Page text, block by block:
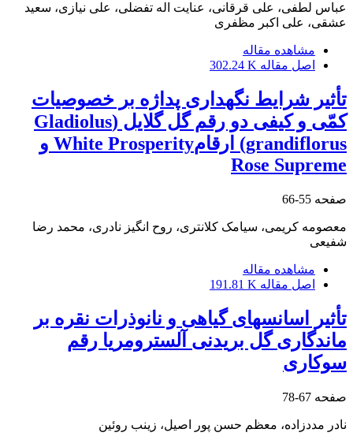
عباس لطفی، علی قرقانی، عنایت اله تفضلی، علی نیازی، سعید
عشقی، علی اکبر مظفری
مشاهده مقاله
اصل مقاله 302.24 K
تأثیر شرایط نگهداری پداژه بر خصوصیات
کمّی و کیفی دو رقم گل گلایل (Gladiolus
grandiflorus) ارقامWhite Prosperity و
Rose Supreme
صفحه 55-66
معصومه کریمی، سیامک کلانتری، روح انگیز نادری، محمد رضا
شفیعی
مشاهده مقاله
اصل مقاله 191.81 K
تأثیر اسانس‏های گیاهی و نانوذرات نقره بر
ماندگاری گل ‏بریدنی آلسترومریا رقم
سوکاری
صفحه 67-78
نادر مددزاده، معظم حسن پور اصیل، زینب روئین